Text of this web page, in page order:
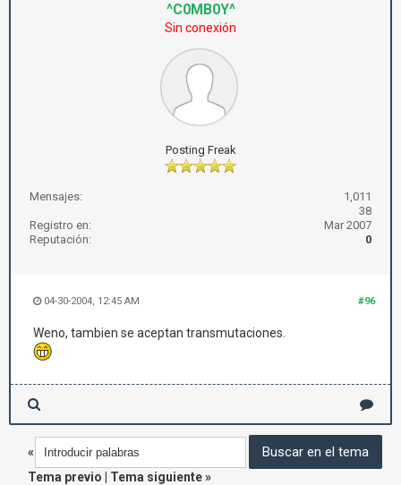
^C0MB0Y^
Sin conexión
Posting Freak
Mensajes:
1,011
38
Registro en:
Mar 2007
Reputación:
0
#96
04-30-2004, 12:45 AM
Weno, tambien se aceptan transmutaciones.
«
Tema previo
Tema siguiente»